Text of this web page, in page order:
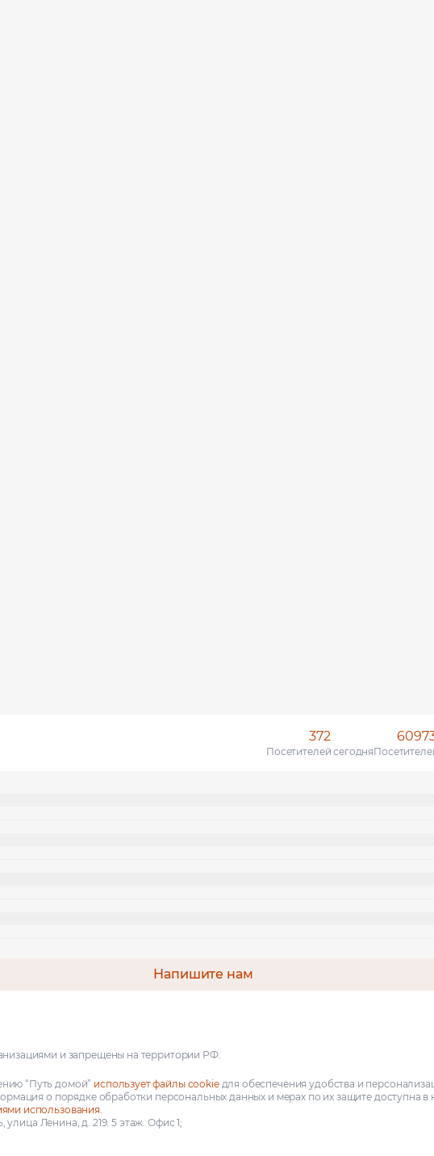
372
Посетителей сегодня
Напишите нам
и запрещены на территории РФ.
“Путь домой” использует файлы cookieдля обеспечения удобства и
о порядке обработки персональных данных и мерах по их защите доступна
использования.
Ленина, д. 219. 5 этаж. Офис 1;